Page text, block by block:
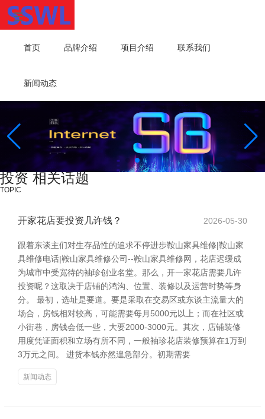
首页 品牌介绍 项目介绍 联系我们
新闻动态
投资 相关话题
TOPIC
开家花店要投资几许钱？ 2026-05-30
跟着东谈主们对生存品性的追求不停进步鞍山家具维修|鞍山家
具维修电话|鞍山家具维修公司--鞍山家具维修网，花店迟缓成
为城市中受宽待的袖珍创业名堂。那么，开一家花店需要几许
投资呢？这取决于店铺的鸿沟、位置、装修以及运营时势等身
分。 最初，选址是要道。要是采取在交易区或东谈主流量大的
场合，房钱相对较高，可能需要每月5000元以上；而在社区或
小街巷，房钱会低一些，大要2000-3000元。其次，店铺装修
用度凭证面积和立场有所不同，一般袖珍花店装修预算在1万到
3万元之间。 进货本钱亦然遑急部分。初期需要
新闻动态